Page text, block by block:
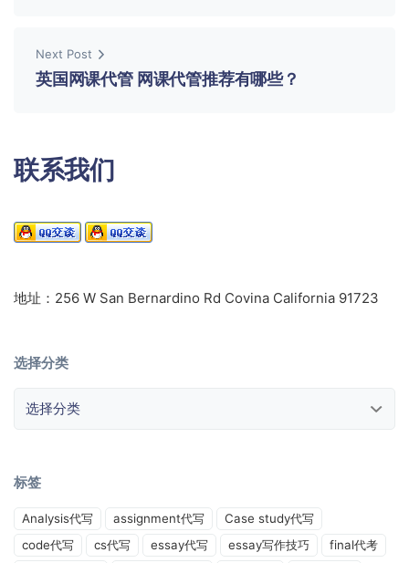
Next Post
英国网课代管 网课代管推荐有哪些？
联系我们
地址：256 W San Bernardino Rd Covina California 91723
选择分类
标签
Analysis代写 assignment代写
Case study代写
code代写
cs代写 essay代写 essay写作技巧
final代考